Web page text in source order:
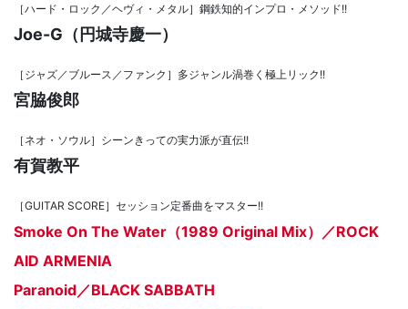
［ハード・ロック／ヘヴィ・メタル］鋼鉄知的インプロ・メソッド!!
Joe-G（円城寺慶一）
［ジャズ／ブルース／ファンク］多ジャンル渦巻く極上リック!!
宮脇俊郎
［ネオ・ソウル］シーンきっての実力派が直伝!!
有賀教平
［GUITAR SCORE］セッション定番曲をマスター!!
Smoke On The Water（1989 Original Mix）／ROCK
AID ARMENIA
Paranoid／BLACK SABBATH